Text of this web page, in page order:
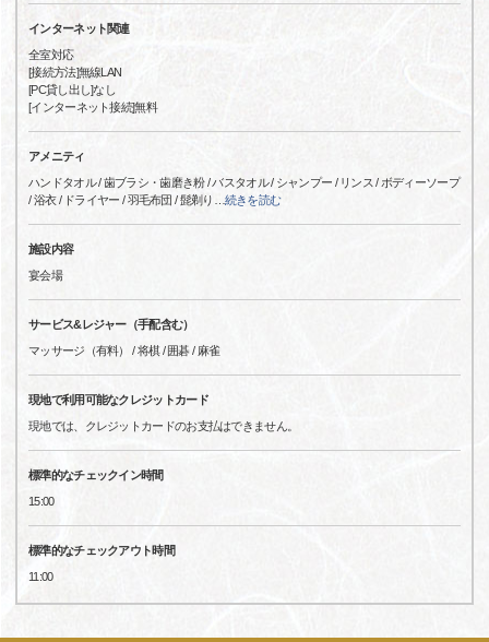
インターネット関連
全室対応
[接続方法]無線LAN
[PC貸し出し]なし
[インターネット接続]無料
アメニティ
ハンドタオル / 歯ブラシ・歯磨き粉 / バスタオル / シャンプー / リンス / ボディーソープ
/ 浴衣 / ドライヤー / 羽毛布団 / 髭剃り
続きを読む
施設内容
宴会場
サービス&レジャー（手配含む）
マッサージ（有料） / 将棋 / 囲碁 / 麻雀
現地で利用可能なクレジットカード
現地では、クレジットカードのお支払はできません。
標準的なチェックイン時間
15:00
標準的なチェックアウト時間
11:00